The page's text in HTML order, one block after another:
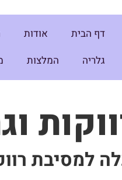
דף הבית אודות
גלריה
המלצות
למסיבת